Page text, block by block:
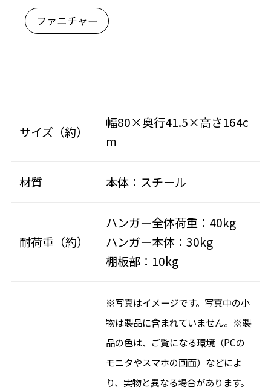
ファニチャー
サイズ（約）
幅80×奥行41.5×高さ164c
m
材質 本体：スチール
耐荷重（約）
ハンガー全体荷重：40kg
ハンガー本体：30kg
棚板部：10kg
※写真はイメージです。写真中の小
物は製品に含まれていません。※製
品の色は、ご覧になる環境（PCの
モニタやスマホの画面）などによ
り、実物と異なる場合があります。